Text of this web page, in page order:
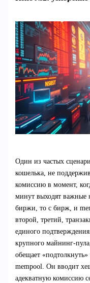
Один из частых
кошелька, не
комиссию в момент,
минут выходят важные
биржи, то с бирж, и
второй, третий,
единого
крупного майнинг-
обещает
mempool. Он вводит
адекватную комиссию